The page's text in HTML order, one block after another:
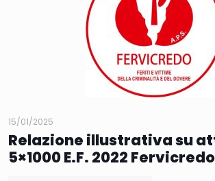
15/01/2025
Relazione illustrativa su
5×1000 E.F. 2022 Fervicredo